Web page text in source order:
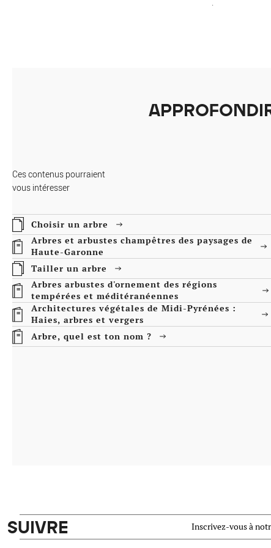
Ces contenus pourraient
vous intéresser
Choisir un arbre
Arbres et arbustes champêtres des paysages de
Haute-Garonne
Tailler un arbre
Arbres arbustes d'ornement des régions
tempérées et méditéranéennes
Architectures végétales de Midi-Pyrénées :
Haies, arbres et vergers
Arbre, quel est ton nom ?
rapide de l'arbre. Les dessins peuvent être colorés par les
SUIVRE Inscrivez-vous à